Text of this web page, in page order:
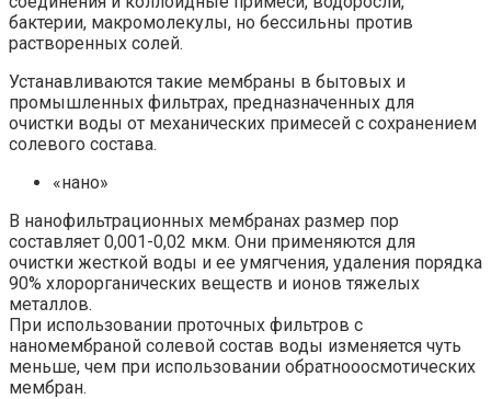
бактерии, макромолекулы, но бессильны против
растворенных солей.
Устанавливаются такие мембраны в бытовых и
промышленных фильтрах, предназначенных для
очистки воды от механических примесей с сохранением
солевого состава.
«нано»
В нанофильтрационных мембранах размер пор
составляет 0,001-0,02 мкм. Они применяются для
очистки жесткой воды и ее умягчения, удаления порядка
90% хлорорганических веществ и ионов тяжелых
металлов.
При использовании проточных фильтров с
наномембраной солевой состав воды изменяется чуть
меньше, чем при использовании обратнооосмотических
мембран.